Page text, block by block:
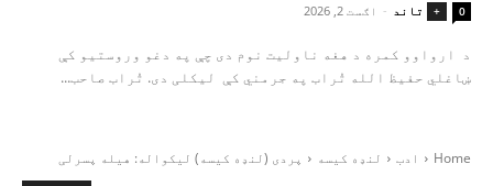
+ تاند - اګست 2, 2026 0
د ارواوو کمره د هغه ناولیت نوم دی چې په دغو وروستیو کې
ښاغلي حفیظ الله تُراب په جرمني کې لیکلی دی. تُراب صاحب...